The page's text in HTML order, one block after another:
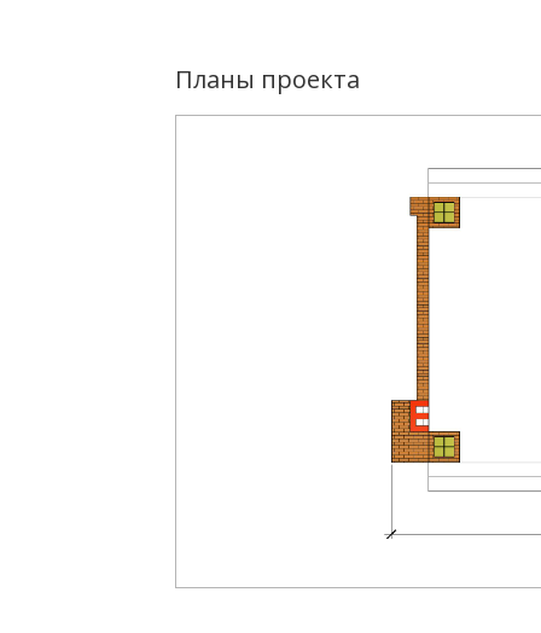
Планы проекта